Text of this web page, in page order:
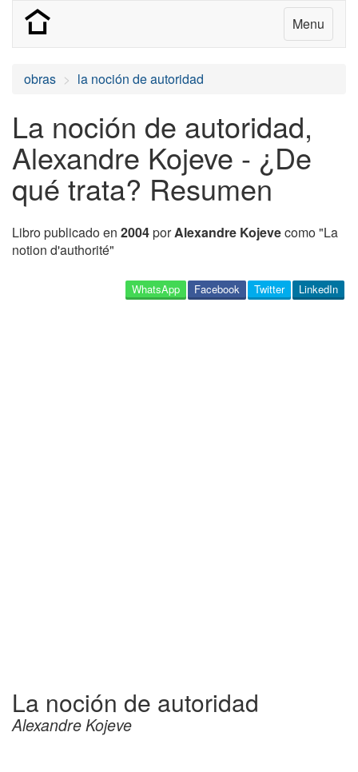
Menu
obras la noción de autoridad
La noción de autoridad,
Alexandre Kojeve - ¿De
qué trata? Resumen
Libro publicado en 2004porAlexandre Kojevecomo "La
notion d'authorité"
LinkedIn
Twitter
Facebook
WhatsApp
La noción de autoridad
Alexandre Kojeve